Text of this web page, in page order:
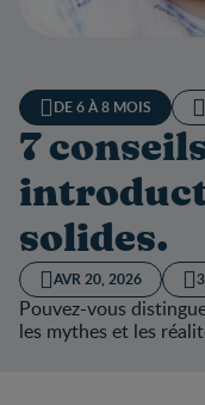
DE 6 À 8 MOIS
7
solides.
AVR 20, 2026
Pouvez-vous
les mythes et les